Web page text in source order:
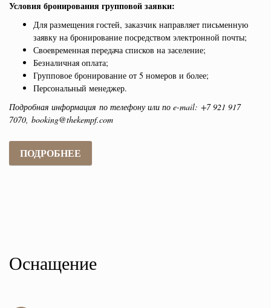
Условия бронирования групповой заявки:
Для размещения гостей, заказчик направляет письменную
заявку на бронирование посредством электронной почты;
Своевременная передача списков на заселение;
Безналичная оплата;
Групповое бронирование от 5 номеров и более;
Персональный менеджер.
Подробная информация по телефону или по e-mail: +7 921 917
7070, booking@thekempf.com
ПОДРОБНЕЕ
Оснащение